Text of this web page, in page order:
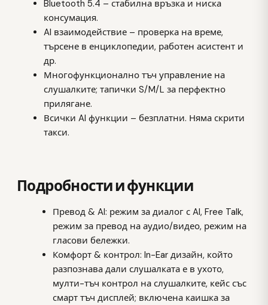
Bluetooth 5.4 – стабилна връзка и ниска
консумация.
AI взаимодействие – проверка на време,
търсене в енциклопедии, работен асистент и
др.
Многофункционално тъч управление на
слушалките; тапички S/M/L за перфектно
прилягане.
Всички AI функции – безплатни. Няма скрити
такси.
Подробности и функции
Превод & AI: режим за диалог с AI, Free Talk,
режим за превод на аудио/видео, режим на
гласови бележки.
Комфорт & контрол: In-Ear дизайн, който
разпознава дали слушалката е в ухото,
мулти-тъч контрол на слушалките, кейс със
смарт тъч дисплей; включена каишка за